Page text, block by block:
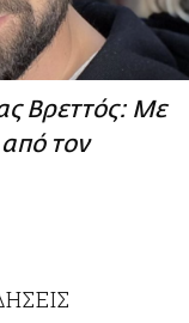
Βρεττός: Με
τον